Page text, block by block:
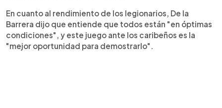
En cuanto al rendimiento de los legionarios, De la
Barrera dijo que entiende que todos están "en óptimas
condiciones", y este juego ante los caribeños es la
"mejor oportunidad para demostrarlo".